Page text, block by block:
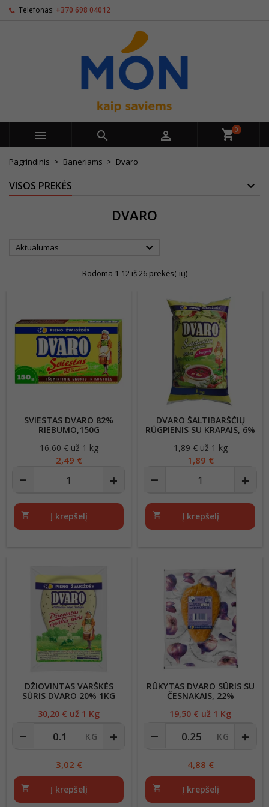
Telefonas: +370 698 04012
   0
Pagrindinis Baneriams Dvaro
VISOS PREKĖS
DVARO
Aktualumas 
Rodoma 1-12 iš 26 prekės(-ių)
SVIESTAS DVARO 82%
RIEBUMO,150G
Kaina
16,60 € už 1 kg
2,49 €
shopping_cart Į krepšelį
DVARO ŠALTIBARŠČIŲ
RŪGPIENIS SU KRAPAIS, 6%
Kaina
1,89 € už 1 kg
1,89 €
shopping_cart Į krepšelį
DŽIOVINTAS VARŠKĖS
SŪRIS DVARO 20% 1KG
Kaina
30,20 € už 1 Kg
3,02 €
shopping_cart Į krepšelį
RŪKYTAS DVARO SŪRIS SU
ČESNAKAIS, 22%
Kaina
19,50 € už 1 Kg
4,88 €
shopping_cart Į krepšelį